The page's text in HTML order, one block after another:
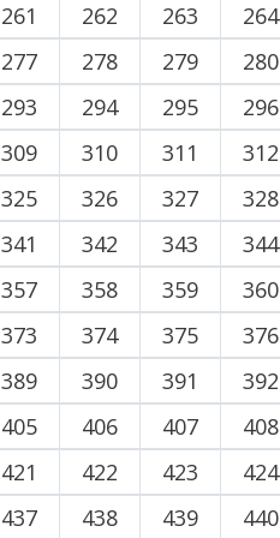
261 262 263 264
277 278 279 280
293 294 295 296
309 310 311 312
325 326 327 328
341 342 343 344
357 358 359 360
373 374 375 376
389 390 391 392
405 406 407 408
421 422 423 424
437 438 439 440